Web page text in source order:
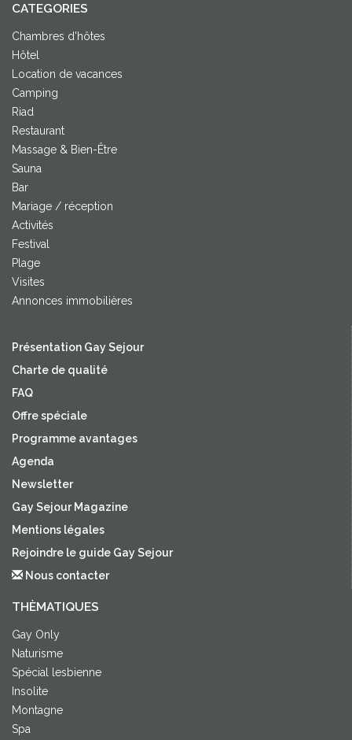
CATEGORIES
Chambres d'hôtes
Hôtel
Location de vacances
Camping
Riad
Restaurant
Massage & Bien-Être
Sauna
Bar
Mariage / réception
Activités
Festival
Plage
Visites
Annonces immobilières
Présentation Gay Sejour
Charte de qualité
FAQ
Offre spéciale
Programme avantages
Agenda
Newsletter
Gay Sejour Magazine
Mentions légales
Rejoindre le guide Gay Sejour
Nous contacter
THÈMATIQUES
Gay Only
Naturisme
Spécial lesbienne
Insolite
Montagne
Spa